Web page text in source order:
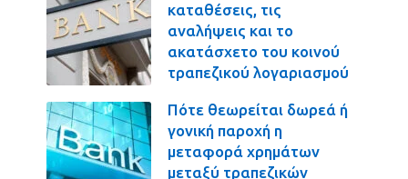
καταθέσεις, τις
αναλήψεις και το
ακατάσχετο του κοινού
τραπεζικού λογαριασμού
Πότε θεωρείται δωρεά ή
γονική παροχή η
μεταφορά χρημάτων
μεταξύ τραπεζικών